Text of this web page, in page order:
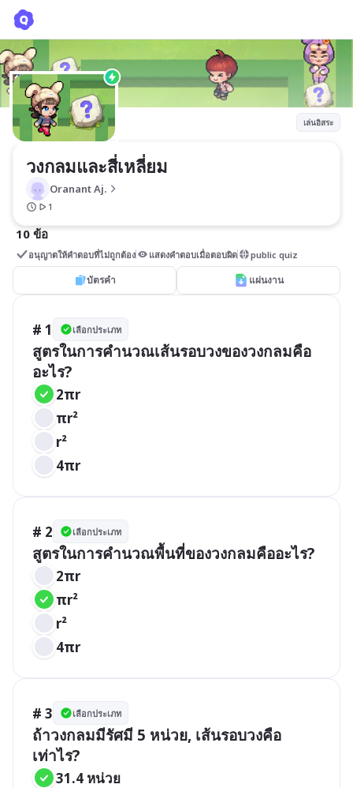
เล่นอิสระ
วงกลมและสี่เหลี่ยม
Oranant Aj.
1
10 ข้อ
อนุญาตให้คำตอบที่ไม่ถูกต้อง แสดงคำตอบเมื่อตอบผิด public quiz
บัตรคำ แผ่นงาน
# 1 เลือกประเภท
สูตรในการคำนวณเส้นรอบวงของวงกลมคือ
อะไร?
2πr
πr²
r²
4πr
# 2 เลือกประเภท
สูตรในการคำนวณพื้นที่ของวงกลมคืออะไร?
2πr
πr²
r²
4πr
# 3 เลือกประเภท
ถ้าวงกลมมีรัศมี 5 หน่วย, เส้นรอบวงคือ
เท่าไร?
31.4 หน่วย